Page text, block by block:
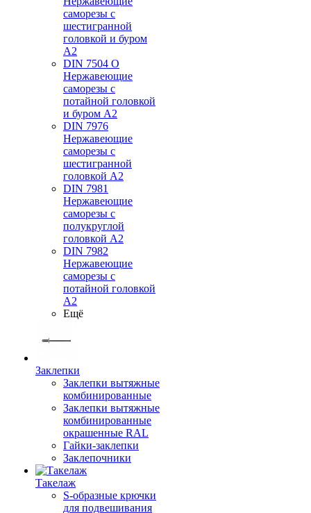
саморезы с
шестигранной
головкой и буром
А2
DIN 7504 O
Нержавеющие
саморезы с
потайной головкой
и буром А2
DIN 7976
Нержавеющие
саморезы с
шестигранной
головкой А2
DIN 7981
Нержавеющие
саморезы с
полукруглой
головкой А2
DIN 7982
Нержавеющие
саморезы с
потайной головкой
А2
Ещё
Заклепки
Заклепки вытяжные
комбинированные
Заклепки вытяжные
комбинированные
окрашенные RAL
Гайки-заклепки
Заклепочники
Такелаж
S-образные крючки
для подвешивания